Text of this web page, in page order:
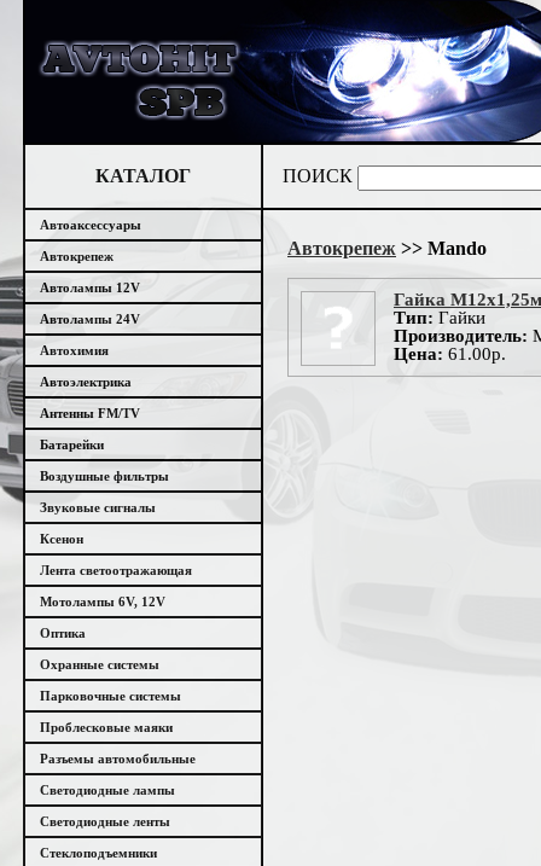
КАТАЛОГ
Автоаксессуары
Автокрепеж
Автолампы 12V
Автолампы 24V
Автохимия
Автоэлектрика
Антенны FM/TV
Батарейки
Воздушные фильтры
Звуковые сигналы
Ксенон
Лента светоотражающая
Мотолампы 6V, 12V
Оптика
Охранные системы
Парковочные системы
Проблесковые маяки
Разъемы автомобильные
Светодиодные лампы
Светодиодные ленты
Стеклоподъемники
ПОИСК
Автокрепеж >> Mando
Гайка
Тип: Гайки
Производитель:
Цена: 61.00р.